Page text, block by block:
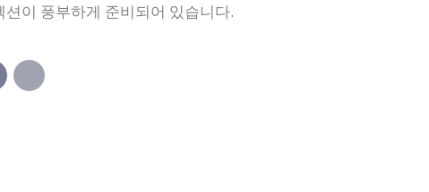
이 풍부하게 준비되어 있습니다.